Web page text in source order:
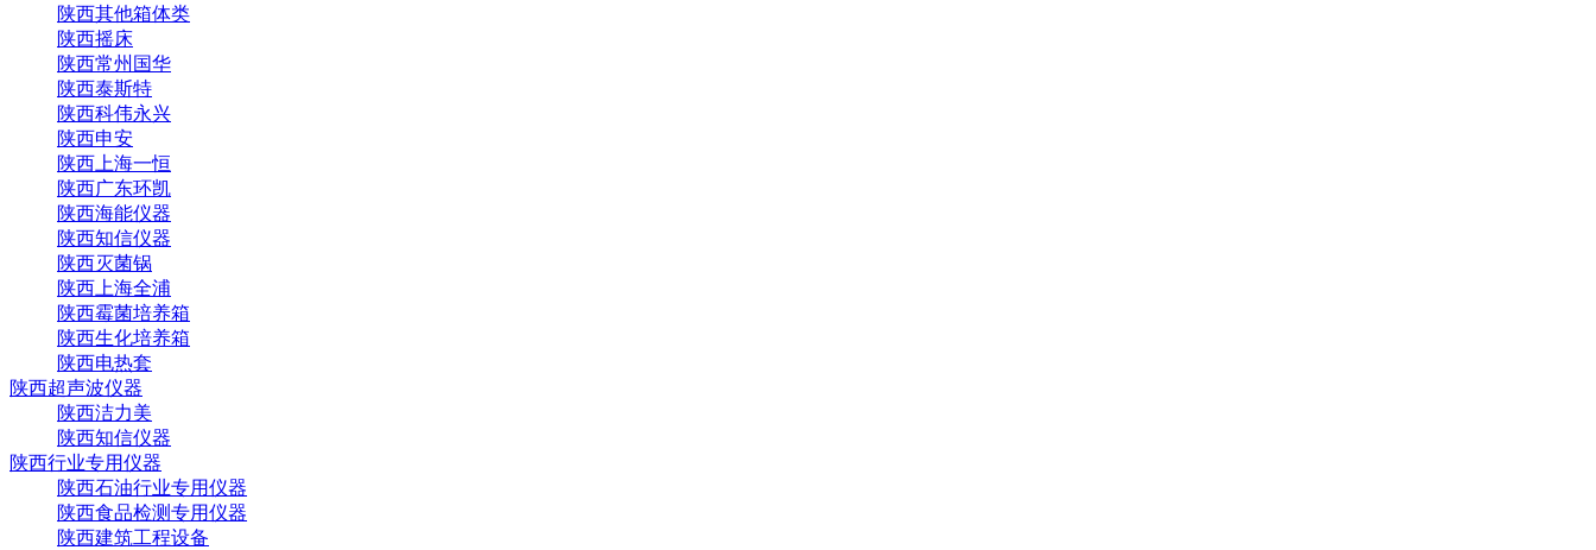
陕西其他箱体类
陕西摇床
陕西常州国华
陕西泰斯特
陕西科伟永兴
陕西申安
陕西上海一恒
陕西广东环凯
陕西海能仪器
陕西知信仪器
陕西灭菌锅
陕西上海全浦
陕西霉菌培养箱
陕西生化培养箱
陕西电热套
陕西超声波仪器
陕西洁力美
陕西知信仪器
陕西行业专用仪器
陕西石油行业专用仪器
陕西食品检测专用仪器
陕西建筑工程设备